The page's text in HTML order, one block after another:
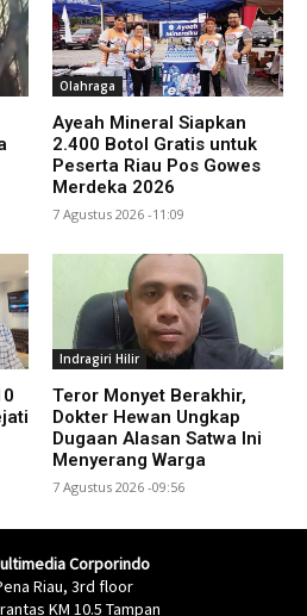
Olahraga
Ayeah Mineral Siapkan
2.400 Botol Gratis untuk
Peserta Riau Pos Gowes
Merdeka 2026
7 Agustus 2026 -11:09
Indragiri Hilir
Teror Monyet Berakhir,
Dokter Hewan Ungkap
Dugaan Alasan Satwa Ini
Menyerang Warga
7 Agustus 2026 -09:56
Corporindo
Riau, 3rd floor
KM 10.5 Tampan